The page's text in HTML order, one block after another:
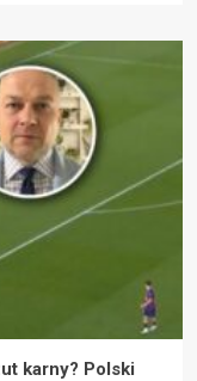
karny? Polski